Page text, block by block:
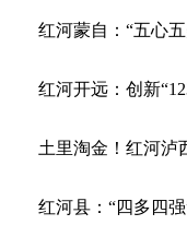
红河蒙自：“五心
红河县：“四多四